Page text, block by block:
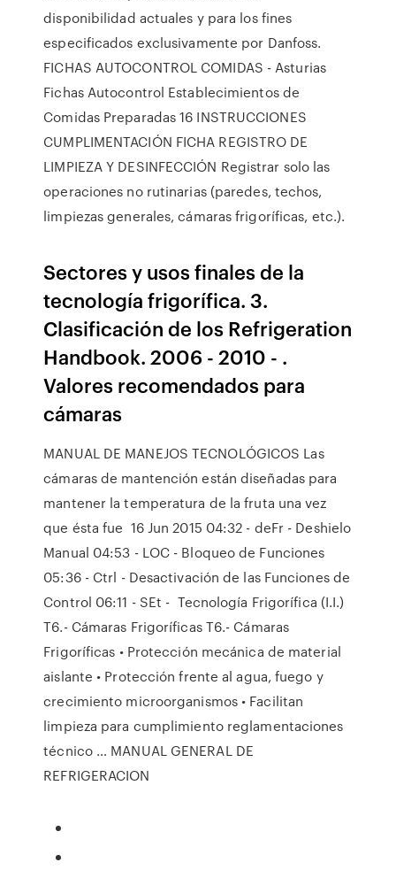
disponibilidad actuales y para los fines
especificados exclusivamente por Danfoss.
FICHAS AUTOCONTROL COMIDAS - Asturias
Fichas Autocontrol Establecimientos de
Comidas Preparadas 16 INSTRUCCIONES
CUMPLIMENTACIÓN FICHA REGISTRO DE
LIMPIEZA Y DESINFECCIÓN Registrar solo las
operaciones no rutinarias (paredes, techos,
limpiezas generales, cámaras frigoríficas, etc.).
Sectores y usos finales de la
tecnología frigorífica. 3.
Clasificación de los Refrigeration
Handbook. 2006 - 2010 - .
Valores recomendados para
cámaras
MANUAL DE MANEJOS TECNOLÓGICOS Las
cámaras de mantención están diseñadas para
mantener la temperatura de la fruta una vez
que ésta fue 16 Jun 2015 04:32 - deFr - Deshielo
Manual 04:53 - LOC - Bloqueo de Funciones
05:36 - Ctrl - Desactivación de las Funciones de
Control 06:11 - SEt - Tecnología Frigorífica (I.I.)
T6.- Cámaras Frigoríficas T6.- Cámaras
Frigoríficas • Protección mecánica de material
aislante • Protección frente al agua, fuego y
crecimiento microorganismos • Facilitan
limpieza para cumplimiento reglamentaciones
técnico … MANUAL GENERAL DE
REFRIGERACION